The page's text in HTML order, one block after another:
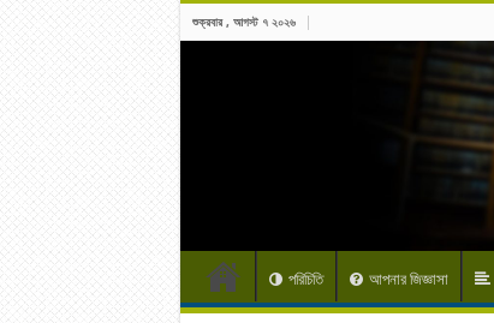
শুক্রবার , আগস্ট ৭ ২০২৬
পরিচিতি আপনার জিজ্ঞাসা